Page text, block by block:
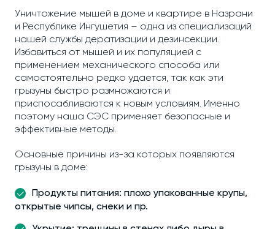
Уничтожение мышей в доме и квартире в Назрани
и Республике Ингушетия – одна из специализаций
нашей службы дератизации и дезинсекции.
Избавиться от мышей и их популяцией с
применением механического способа или
самостоятельно редко удается, так как эти
грызуны быстро размножаются и
приспосабливаются к новым условиям. Именно
поэтому наша СЭС применяет безопасные и
эффективные методы.
Основные причины из-за которых появляются
грызуны в доме:
Продукты питания: плохо упакованные крупы,
открытые чипсы, снеки и пр.